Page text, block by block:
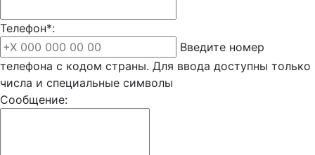
Телефон*:
Введите номер
телефона с кодом страны. Для ввода доступны только
числа и специальные символы
Сообщение: